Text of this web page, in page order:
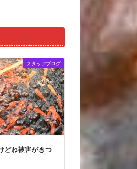
スタッフブログ
どね被害がきつ